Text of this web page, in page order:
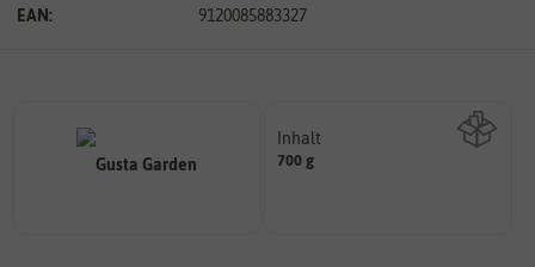
EAN:
9120085883327
Inhalt
700 g